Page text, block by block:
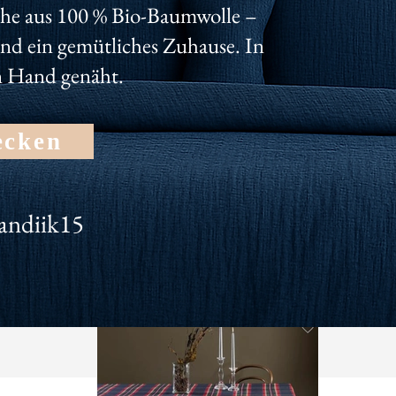
aus 100 % Bio-Baumwolle –
ein gemütliches Zuhause. In
genäht.
Newsletter und erhalte dauerhaft 10% für deinen